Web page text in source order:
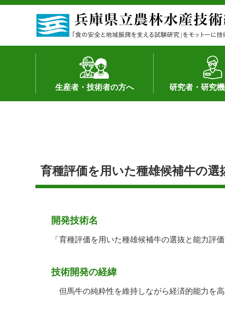
生産者・技術者の方へ
土地利用型作物
野菜
果樹・花き
加工・流通
経営･現地情報
環境病害虫
畜産
森林林業
水産
基幹種雄牛の紹介
研究者・研究
研究者の紹介
シーズ研究の成果
産学官連携
知的財産の保有状
知的財産の保有状
研究員の受入
研究活動不正行為
公的研究資金への
育種評価を用いた種雄候補牛の選
開発技術名
「育種評価を用いた種雄候補牛の選抜と能力評価
技術開発の経緯
但馬牛の純粋性を維持しながら経済的能力を